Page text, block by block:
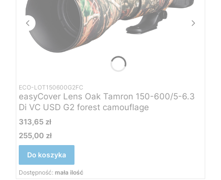
ECO-LOT150600G2FC
easyCover Lens Oak Tamron 150-600/5-6.3
Di VC USD G2 forest camouflage
Cena
313,65 zł
Cena
255,00 zł
Do koszyka
Dostępność: mała ilość